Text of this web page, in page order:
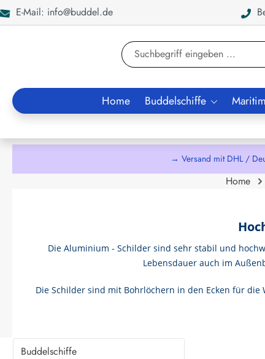
Zur Suche springen
E-Mail: info@buddel.de
Home Buddelschiffe
→ Versand mit DHL /
Home
Die Aluminium - Schilder sind sehr stabil und
Lebensdauer auch im
Die Schilder sind mit Bohrlöchern in den Ecken für
Buddelschiffe